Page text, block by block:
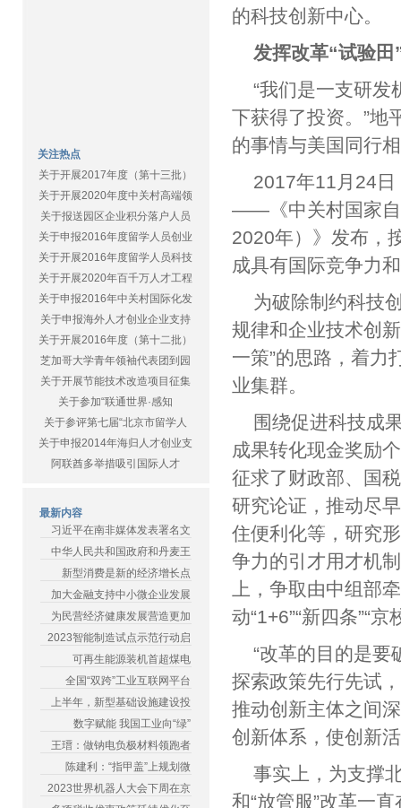
关注热点
关于开展2017年度（第十三批）
关于开展2020年度中关村高端领
关于报送园区企业积分落户人员
关于申报2016年度留学人员创业
关于开展2016年度留学人员科技
关于开展2020年百千万人才工程
关于申报2016年中关村国际化发
关于申报海外人才创业企业支持
关于开展2016年度（第十二批）
芝加哥大学青年领袖代表团到园
关于开展节能技术改造项目征集
关于参加“联通世界·感知
关于参评第七届“北京市留学人
关于申报2014年海归人才创业支
阿联酋多举措吸引国际人才
最新内容
习近平在南非媒体发表署名文
中华人民共和国政府和丹麦王
新型消费是新的经济增长点
加大金融支持中小微企业发展
为民营经济健康发展营造更加
2023智能制造试点示范行动启
可再生能源装机首超煤电
全国“双跨”工业互联网平台
上半年，新型基础设施建设投
数字赋能 我国工业向“绿”
王瑨：做钠电负极材料领跑者
陈建利：“指甲盖”上规划微
2023世界机器人大会下周在京
的科技创新中
发挥改革“试验
“我们是一支研
下获得了投资。”地
的事情与美国同
2017年11月24
——《中关村国家自
2020年）》发布，
成具有国际竞争
为破除制约科技
规律和企业技术创
一策”的思路，着力
业集群。
围绕促进科技成
成果转化现金奖励
征求了财政部、国
研究论证，推动尽
住便利化等，研究
争力的引才用才机
上，争取由中组部
动“1+6”“新四条
“改革的目的是
探索政策先行先试
推动创新主体之间
创新体系，使创
事实上，为支撑
和“放管服”改革一